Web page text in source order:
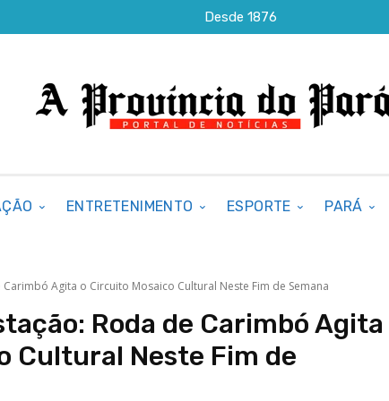
Desde 1876
ENTRETENIMENTO ESPORTE PARÁ
Carimbó Agita o Circuito Mosaico Cultural Neste Fim de Semana
Roda de Carimbó Agita
Cultural Neste Fim de